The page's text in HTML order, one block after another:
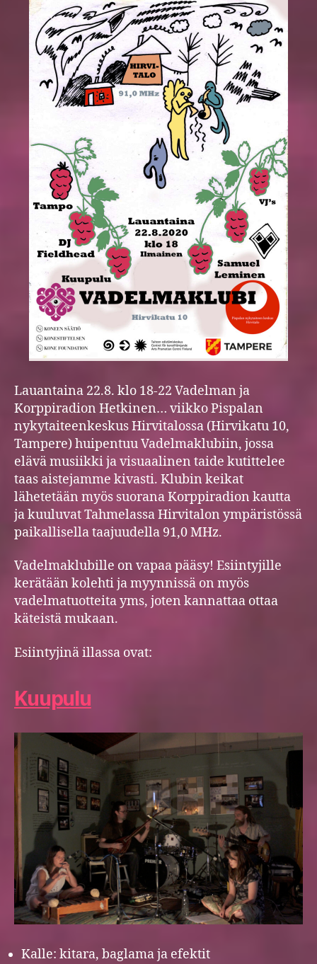
Lauantaina 22.8. klo 18-22 Vadelman ja
Korppiradion Hetkinen… viikko Pispalan
nykytaiteenkeskus Hirvitalossa (Hirvikatu 10,
Tampere) huipentuu Vadelmaklubiin, jossa
elävä musiikki ja visuaalinen taide kutittelee
taas aistejamme kivasti. Klubin keikat
lähetetään myös suorana Korppiradion kautta
ja kuuluvat Tahmelassa Hirvitalon ympäristössä
paikallisella taajuudella 91,0 MHz.
Vadelmaklubille on vapaa pääsy! Esiintyjille
kerätään kolehti ja myynnissä on myös
vadelmatuotteita yms, joten kannattaa ottaa
käteistä mukaan.
Esiintyjinä illassa ovat:
Kuupulu
Kalle: kitara, baglama ja efektit